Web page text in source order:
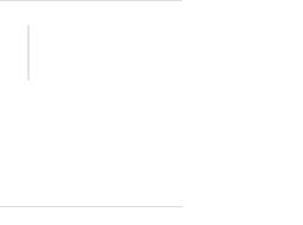
Sửa Mainboard